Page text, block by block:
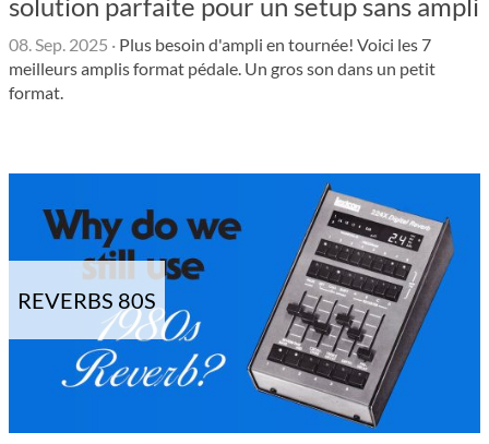
08. Sep. 2025 · Plus besoin d'ampli en tournée! Voici les 7
meilleurs amplis format pédale. Un gros son dans un petit
format.
REVERBS 80S